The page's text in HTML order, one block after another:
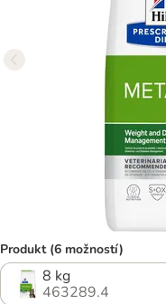
Produkt (6 možností)
8 kg
463289.4